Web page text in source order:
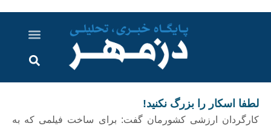
لطفا اسکار را بزرگ نکنید!
کارگردان ارزشی کشورمان گفت: برای ساخت فیلمی که به